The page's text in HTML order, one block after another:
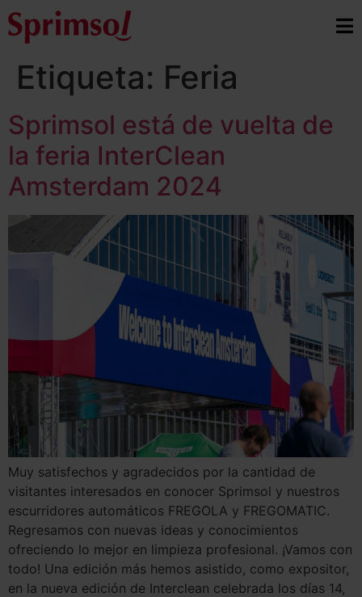
Etiqueta: Feria
Sprimsol está de vuelta de
la feria InterClean
Amsterdam 2024
Muy satisfechos y agradecidos por la cantidad de
visitantes interesados en conocer Sprimsol y nuestros
escurridores automáticos FREGOLA y FREGOMATIC.
Regresamos con nuevas ideas y conocimientos
ofreciendo lo mejor en limpieza profesional. ¡Vamos con
todo! Una edición más hemos asistido, como expositor,
en la nueva edición de Interclean celebrada los días 14,